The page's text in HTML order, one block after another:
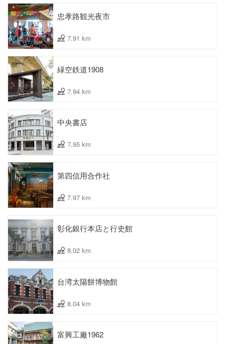
忠孝路観光夜市
7.91 km
緑空鉄道1908
7.94 km
中央書店
7.95 km
第四信用合作社
7.97 km
彰化銀行本店と行史館
8.02 km
台湾太陽餅博物館
8.04 km
富興工廠1962